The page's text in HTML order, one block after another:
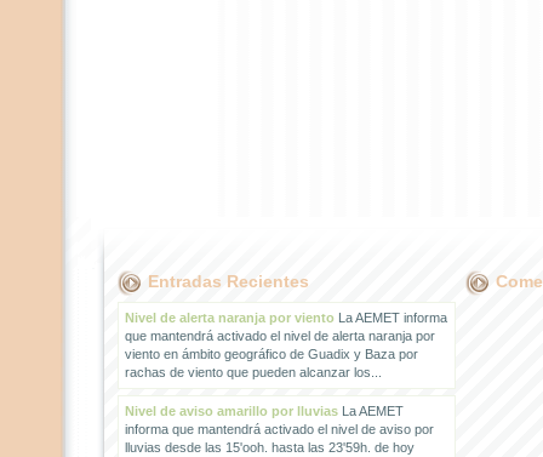
Entradas Recientes
Nivel de alerta naranja por vientoLa AEMET informa
que mantendrá activado el nivel de alerta naranja por
viento en ámbito geográfico de Guadix y Baza por
rachas de viento que pueden alcanzar los...
Nivel de aviso amarillo por lluviasLa AEMET
informa que mantendrá activado el nivel de aviso por
lluvias desde las 15'ooh. hasta las 23'59h. de hoy